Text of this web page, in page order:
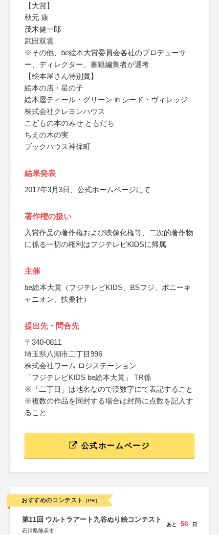
【大賞】
秋元 康
茂木健一郎
武田双雲
※その他、be絵本大賞委員会各社のプロデューサ
ー、ディレクター、書籍編集者が選考
【絵本屋さん特別賞】
絵本の店・星の子
絵本屋ティール・グリーン in シード・ヴィレッジ
株式会社クレヨンハウス
こどもの本のみせ ともだち
ちえの木の実
ブックハウス神保町
結果発表
2017年3月3日、公式ホームページにて
著作権の扱い
入賞作品の著作権および映像化権等、二次的著作物
に係る一切の権利はフジテレビKIDSに帰属
主催
be絵本大賞（フジテレビKIDS、BSフジ、ポニーキ
ャニオン、扶桑社）
提出先・問合先
〒340-0811
埼玉県八潮市二丁目996
株式会社ワーム ロジステーション
「フジテレビKIDS be絵本大賞」 TR係
※「二丁目」は地名なので漢数字にて表記すること
※複数の作品を同封する場合は封筒に点数を記入す
ること
公式ホームページ
おすすめのコンテスト [PR]
第11回 ウルトラアート九谷ぬり絵コンテスト
石川県能美市
あと 56 日